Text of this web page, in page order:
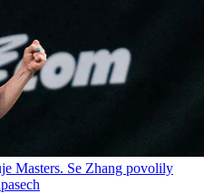
Masters. Se Zhang povolily